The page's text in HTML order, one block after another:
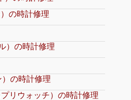
の時計修理
）の時計修理
の時計修理
リウォッチ）の時計修理